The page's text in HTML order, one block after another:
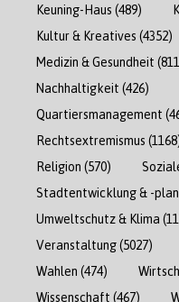
Keuning-Haus (489)
Kultur & Kreatives (4352)
Medizin & Gesundheit
Nachhaltigkeit (426)
Quartiersmanagement
Rechtsextremismus
Religion (570)
Stadtentwicklung & -
Umweltschutz & Klima
Veranstaltung(5027)
Wahlen (474)
Wissenschaft (467)